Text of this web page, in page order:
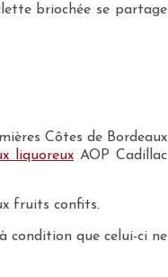
briochée se partage
Côtes de Bordeaux
liquoreux AOP Cadillac
fruits confits.
condition que celui-ci ne